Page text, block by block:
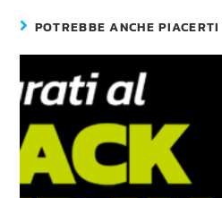
POTREBBE ANCHE PIACERTI